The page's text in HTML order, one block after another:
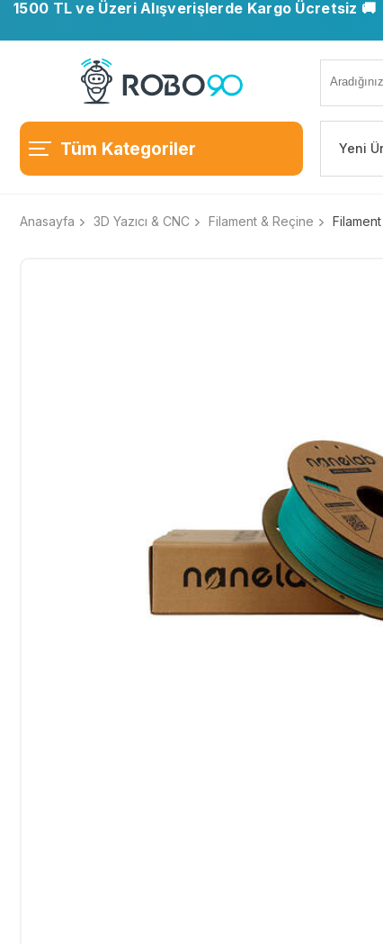
1500 TL ve Üzeri Alışverişlerde Kargo Ücretsiz 🚚
📍 Ofisimiz taşındı. Yeni adresimiz: Ostim OSB,
Tüm Kategoriler Yeni
Anasayfa 3D Yazıcı & CNC Filament & Reçine Filament